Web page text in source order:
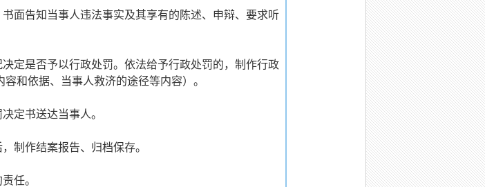
面告知当事人违法事实及其享有的陈述、申辩、要求听
定是否予以行政处罚。依法给予行政处罚的，制作行政
和依据、当事人救济的途径等内容）。
定书送达当事人。
制作结案报告、归档保存。
任。